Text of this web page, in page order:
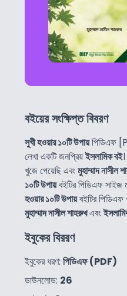
বইয়ের সংক্ষিপ্ত বিবরণ
সুখী হওয়ার ১০টি উপায়পিডিএফ
লেখা একটি জনপ্রিয়ইসলামিক বই।
খুজে পেয়েছি এবংমুহাম্মাদ নাসীল
১০টি উপায়বইটির পিডিএফ সাইজ
হওয়ার ১০টি উপায়বইটির
মুহাম্মাদ নাসীল শাহরুখএবং
ইবুকের বিররণ
ইবুকের ধরণ: পিডিএফ (PDF)
ডাউনলোড: 26